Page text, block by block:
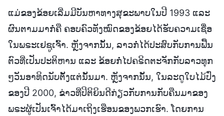
ແມ່ຂອງຂ້ອຍເລີ່ມມີບັນຫາທາງສຸຂະພາບໃນປີ 1993 ແລະ
ຜົນຕາມມາກໍ່ຄື ຄອບຄົວທັງໝົດຂອງຂ້ອຍໄດ້ຮັບຄວາມເຊື່ອ
ໃນພຣະເຢຊູເຈົ້າ. ຫຼັງຈາກນັ້ນ, ລາວກໍ່ໄດ້ປະສົບກັບການຟື້ນ
ຕົວທີ່ເປັນປະຕິຫານ ແລະ ຂ້ອຍກໍ່ໄປຄຣິດຕະຈັກກັບລາວທຸກ
ໆວັນອາທິດນັບຕັ້ງແຕ່ນັ້ນມາ. ຫຼັງຈາກນັ້ນ, ໃນລະດູໃບໄມ້ປົ່ງ
ຂອງປີ 2000, ຂ່າວທີ່ປິຕິຍິນດີກ່ຽວກັບການກັບຄືນມາຂອງ
ພຣະຜູ້ເປັນເຈົ້າໄດ້ມາເຖິງເຮືອນຂອງພວກເຮົາ. ໂດຍການ